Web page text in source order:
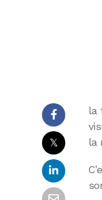
𝕏
la
la